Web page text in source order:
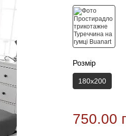
Розмір
180х200
750.00